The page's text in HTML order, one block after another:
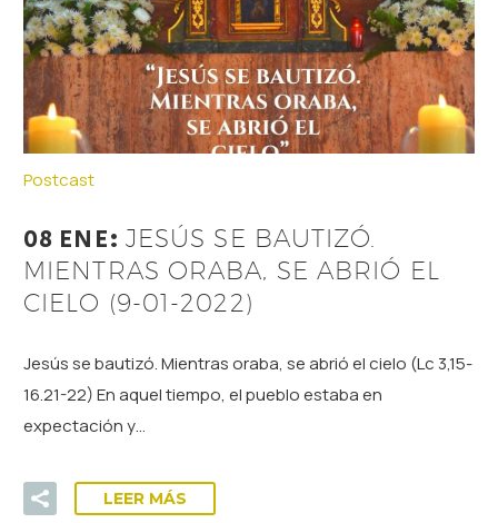
Postcast
08 ENE: JESÚS SE BAUTIZÓ.
MIENTRAS ORABA, SE ABRIÓ EL
CIELO (9-01-2022)
Jesús se bautizó. Mientras oraba, se abrió el cielo (Lc 3,15-
16.21-22) En aquel tiempo, el pueblo estaba en
expectación y…
LEER MÁS